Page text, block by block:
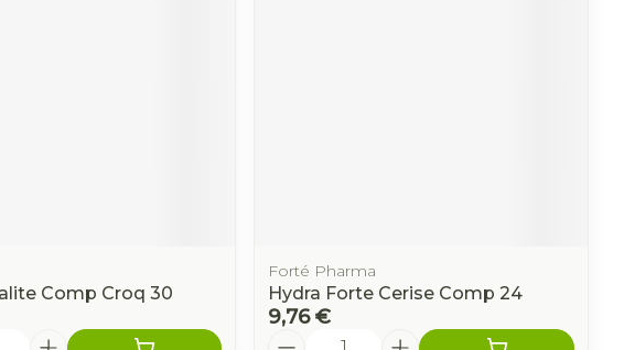
Comp Croq 30
Forté Pharma
Hydra Forte Cerise Comp 24
9,76 €
Quantité